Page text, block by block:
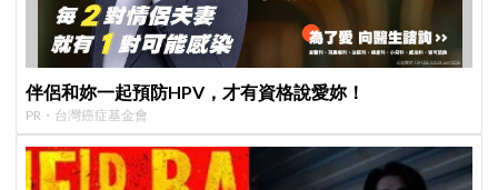
伴侶和妳一起預防HPV，才有資格說愛妳！
PR・台灣癌症基金會